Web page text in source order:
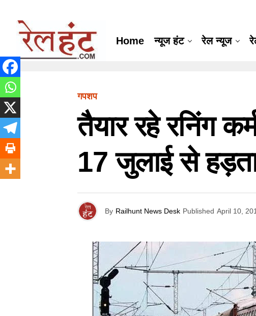
Home न्यूज हंट रेल न्यूज
गपशप
तैयार रहे रनिंग
17 जुलाई से
By Railhunt News Desk Published April 10,